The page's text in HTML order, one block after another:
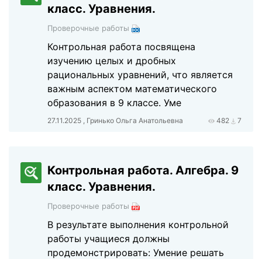
класс. Уравнения.
Проверочные работы
Контрольная работа посвящена
изучению целых и дробных
рациональных уравнений, что является
важным аспектом математического
образования в 9 классе. Уме
27.11.2025 , Гринько Ольга Анатольевна 482 7
Контрольная работа. Алгебра. 9
класс. Уравнения.
Проверочные работы
В результате выполнения контрольной
работы учащиеся должны
продемонстрировать: Умение решать